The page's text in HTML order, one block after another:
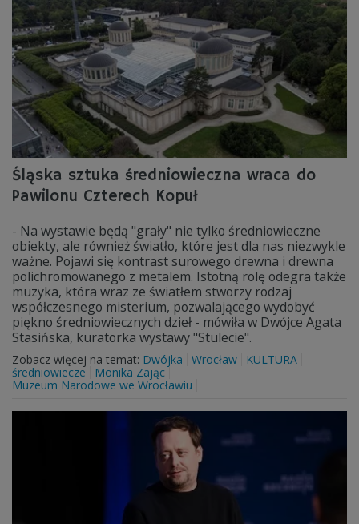
Śląska sztuka średniowieczna wraca do
Pawilonu Czterech Kopuł
- Na wystawie będą "grały" nie tylko średniowieczne
obiekty, ale również światło, które jest dla nas niezwykle
ważne. Pojawi się kontrast surowego drewna i drewna
polichromowanego z metalem. Istotną rolę odegra także
muzyka, która wraz ze światłem stworzy rodzaj
współczesnego misterium, pozwalającego wydobyć
piękno średniowiecznych dzieł - mówiła w Dwójce Agata
Stasińska, kuratorka wystawy "Stulecie".
Zobacz więcej na temat: Dwójka Wrocław
KULTURA
średniowiecze
Monika Zając
Muzeum Narodowe we Wrocławiu